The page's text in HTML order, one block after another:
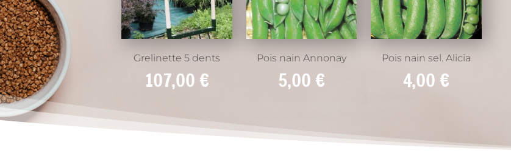
Grelinette 5 dents
107,00 €
Pois nain Annonay
5,00 €
Pois nain sel. Alicia
4,00 €